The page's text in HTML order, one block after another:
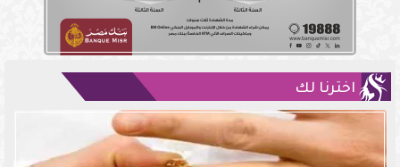
اخترنا لك